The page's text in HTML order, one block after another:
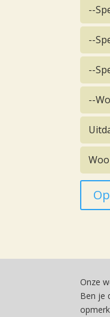
--
--
--
--
Onze
Ben je